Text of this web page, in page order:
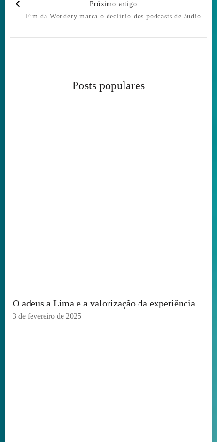
Próximo artigo
Fim da Wondery marca o declínio dos podcasts de áudio
Posts populares
O adeus a Lima e a valorização da experiência
3 de fevereiro de 2025